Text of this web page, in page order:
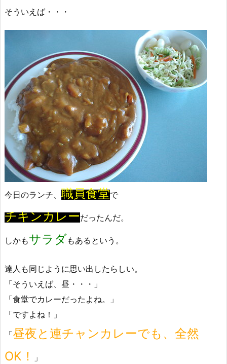
そういえば・・・
今日のランチ、 職員食堂で
チキンカレーだったんだ。
しかもサラダもあるという。
達人も同じように思い出したらしい。
「そういえば、昼・・・」
「食堂でカレーだったよね。」
「ですよね！」
「昼夜と連チャンカレーでも、全然
OK！
」